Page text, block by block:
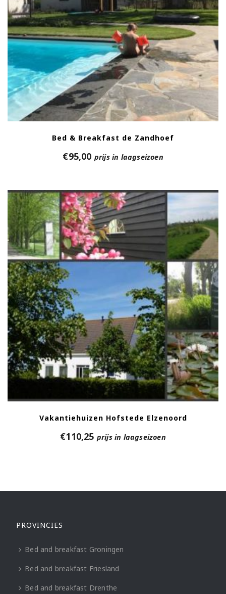
Bed & Breakfast de Zandhoef
€95,00 prijs in laagseizoen
Vakantiehuizen Hofstede Elzenoord
€110,25 prijs in laagseizoen
PROVINCIES
Bed and breakfast Groningen
Bed and breakfast Friesland
Bed and breakfast Drenthe